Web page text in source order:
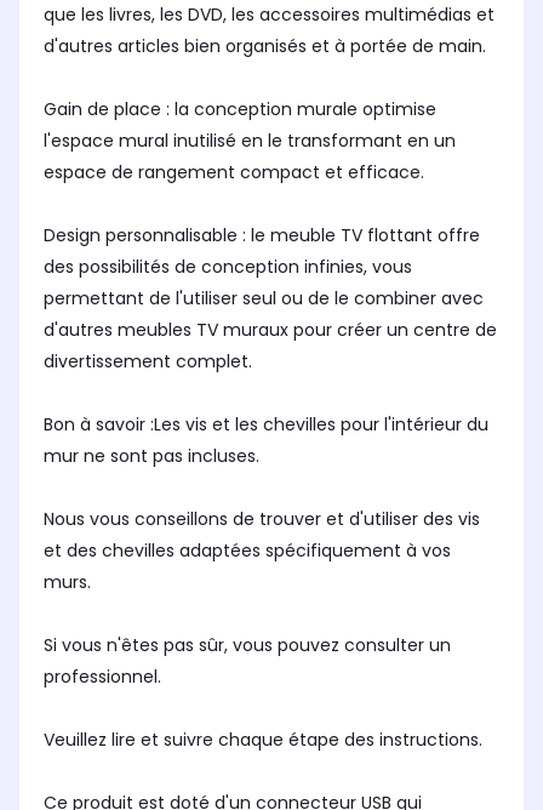
que les livres, les DVD, les accessoires multimédias et
d'autres articles bien organisés et à portée de main.
Gain de place : la conception murale optimise
l'espace mural inutilisé en le transformant en un
espace de rangement compact et efficace.
Design personnalisable : le meuble TV flottant offre
des possibilités de conception infinies, vous
permettant de l'utiliser seul ou de le combiner avec
d'autres meubles TV muraux pour créer un centre de
divertissement complet.
Bon à savoir :Les vis et les chevilles pour l'intérieur du
mur ne sont pas incluses.
Nous vous conseillons de trouver et d'utiliser des vis
et des chevilles adaptées spécifiquement à vos
murs.
Si vous n'êtes pas sûr, vous pouvez consulter un
professionnel.
Veuillez lire et suivre chaque étape des instructions.
Ce produit est doté d'un connecteur USB qui